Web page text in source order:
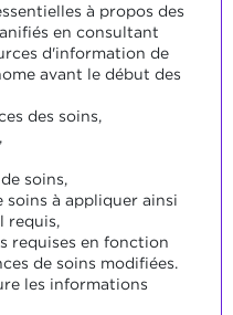
à propos des
en consultant
d'information de
avant le début des
des soins,
soins,
soins à appliquer ainsi
requis,
requises en fonction
de soins modifiées.
les informations